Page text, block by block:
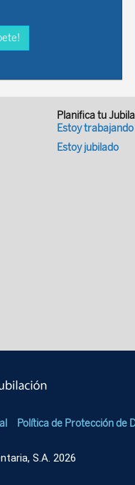
Planifica tu
Estoy trabajando
Estoy jubilado
Política de Protección de
S.A. 2026